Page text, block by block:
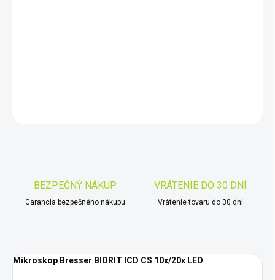
BEZPEČNÝ NÁKUP
Garancia bezpečného nákupu
VRÁTENIE DO 30 DNÍ
Vrátenie tovaru do 30 dní
Mikroskop Bresser BIORIT ICD CS 10x/20x LED